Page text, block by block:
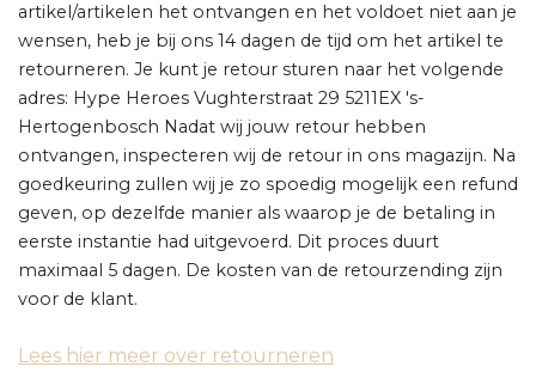
artikel/artikelen het ontvangen en het voldoet niet aan je
wensen, heb je bij ons 14 dagen de tijd om het artikel te
retourneren. Je kunt je retour sturen naar het volgende
adres: Hype Heroes Vughterstraat 29 5211EX 's-
Hertogenbosch Nadat wij jouw retour hebben
ontvangen, inspecteren wij de retour in ons magazijn. Na
goedkeuring zullen wij je zo spoedig mogelijk een refund
geven, op dezelfde manier als waarop je de betaling in
eerste instantie had uitgevoerd. Dit proces duurt
maximaal 5 dagen. De kosten van de retourzending zijn
voor de klant.
Lees hier meer over retourneren